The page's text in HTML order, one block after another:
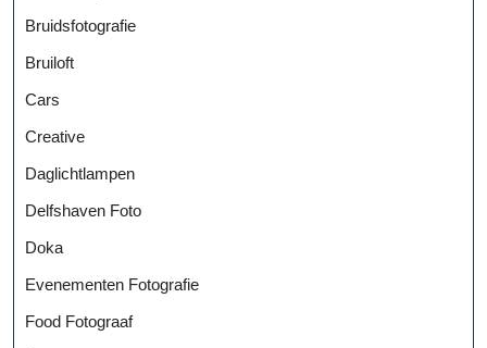
Bruidsfotografie
Bruiloft
Cars
Creative
Daglichtlampen
Delfshaven Foto
Doka
Evenementen Fotografie
Food Fotograaf